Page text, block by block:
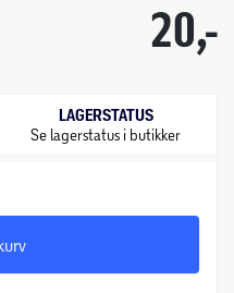
20,-
LAGERSTATUS
Se lagerstatus i butikker